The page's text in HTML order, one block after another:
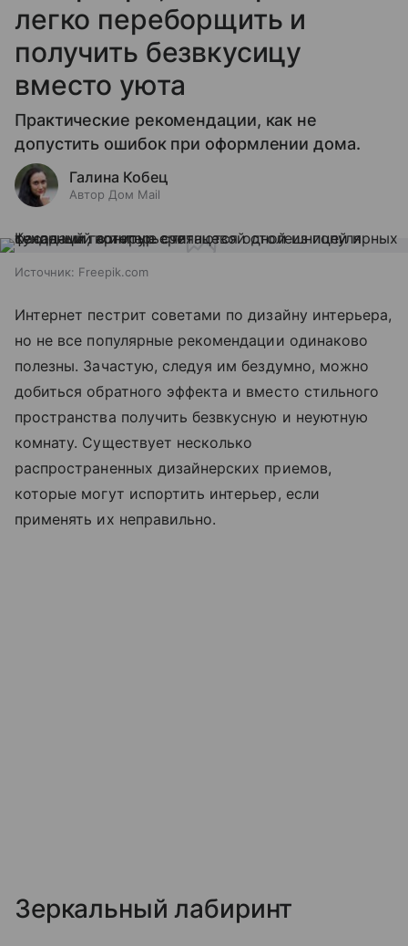
легко переборщить и
получить безвкусицу
вместо уюта
Практические рекомендации, как не
допустить ошибок при оформлении дома.
Галина Кобец
Автор Дом Mail
Источник: Freepik.com
Интернет пестрит советами по дизайну интерьера,
но не все популярные рекомендации одинаково
полезны. Зачастую, следуя им бездумно, можно
добиться обратного эффекта и вместо стильного
пространства получить безвкусную и неуютную
комнату. Существует несколько
распространенных дизайнерских приемов,
которые могут испортить интерьер, если
применять их неправильно.
Зеркальный лабиринт